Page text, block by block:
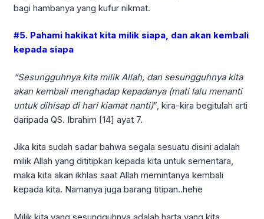
bagi hambanya yang kufur nikmat.
#5. Pahami hakikat kita milik siapa, dan akan kembali
kepada siapa
“Sesungguhnya kita milik Allah, dan sesungguhnya kita
akan kembali menghadap kepadanya (mati lalu menanti
untuk dihisap di hari kiamat nanti)”, kira-kira begitulah arti
daripada QS. Ibrahim [14] ayat 7.
Jika kita sudah sadar bahwa segala sesuatu disini adalah
milik Allah yang dititipkan kepada kita untuk sementara,
maka kita akan ikhlas saat Allah memintanya kembali
kepada kita. Namanya juga barang titipan..hehe
Milik kita yang sesungguhnya adalah harta yang kita